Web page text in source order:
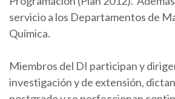
servicio a los Departamentos de
Química.
Miembros del DI participan y
investigación y de extensión,